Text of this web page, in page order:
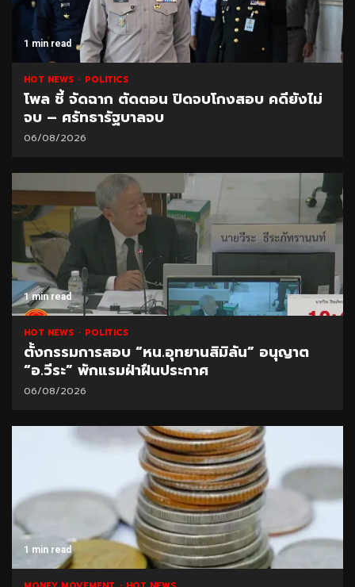
1 min read
HOT NEWS POLITICS
โพล ชี้ จัดฉาก ตัดตอน ปิดจบโกงสอบ คดียังไม่
จบ – ศรัทธารัฐบาลจบ
06/08/2026
1 min read
HOT NEWS POLITICS
ตั้งกรรมการสอบ “หน.อุทยานสิมิลัน” อนุญาต
“อ.วีระ” พักแรมฝ่าฝืนประกาศ
06/08/2026
1 min read